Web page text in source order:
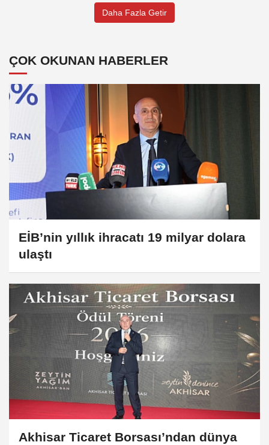
Daha Fazla Getir
ÇOK OKUNAN HABERLER
EİB’nin yıllık ihracatı 19 milyar dolara
ulaştı
Akhisar Ticaret Borsası’ndan dünya